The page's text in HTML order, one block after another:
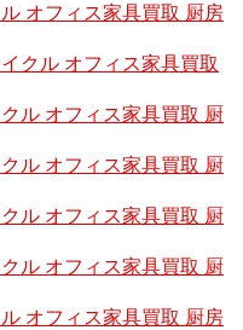
オフィス家具買取 厨房
クル オフィス家具買取
ル オフィス家具買取 厨
ル オフィス家具買取 厨
ル オフィス家具買取 厨
ル オフィス家具買取 厨
オフィス家具買取 厨房